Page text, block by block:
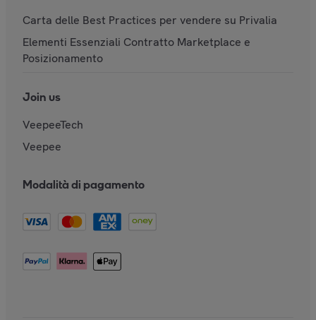
Carta delle Best Practices per vendere su Privalia
Elementi Essenziali Contratto Marketplace e
Posizionamento
Join us
VeepeeTech
Veepee
Modalità di pagamento